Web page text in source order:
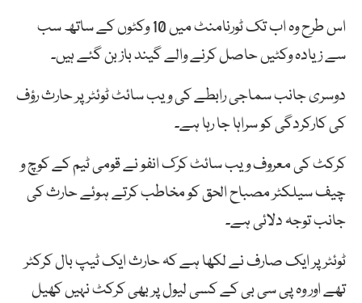
اس طرح وہ اب تک ٹورنامنٹ میں 10 وکٹوں کے ساتھ سب
سے زیادہ وکٹیں حاصل کرنے والے گیند باز بن گئے ہیں۔
دوسری جانب سماجی رابطے کی ویب سائٹ ٹوئٹر پر حارث رؤف
کی کارکردگی کو سراہا جا رہا ہے۔
کرکٹ کی معروف ویب سائٹ کرک انفو نے قومی ٹیم کے کوچ و
چیف سیلکٹر مصباح الحق کو مخاطب کرتے ہوئے حارث کی
جانب توجہ دلائی ہے۔
ٹوئٹر پر ایک صارف نے لکھا ہے کہ حارث ایک ٹیپ بال کرکٹر
تھے اور وہ پی سی بی کے کسی لیول پر بھی کرکٹ نہیں کھیل